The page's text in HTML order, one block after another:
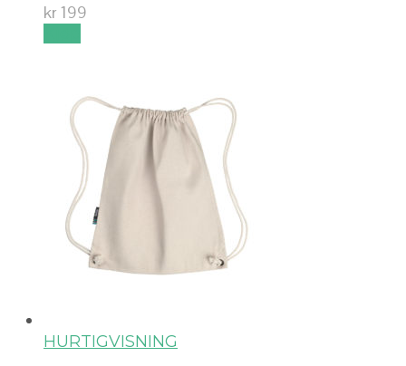
kr 199
HURTIGVISNING